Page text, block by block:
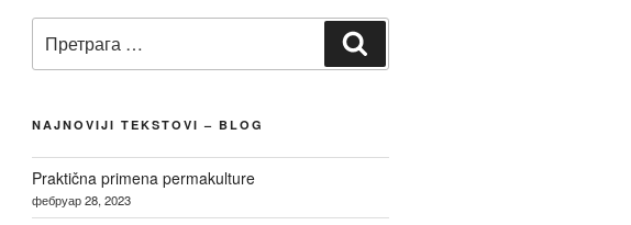
за:
NAJNOVIJI TEKSTOVI – BLOG
Praktična primena permakulture
фебруар 28, 2023